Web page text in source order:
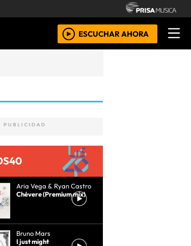
ESCUCHAR AHORA
Aria Vega & Ryan Castro
Chévere (Premium mix)
Bruno Mars
I just might